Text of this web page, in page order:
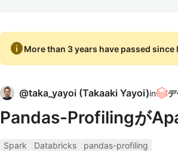
infoMore than 3 years have passed since
@taka_yayoi (Takaaki Yayoi)in
Pandas-Profilingが
Spark Databricks
pandas-profiling